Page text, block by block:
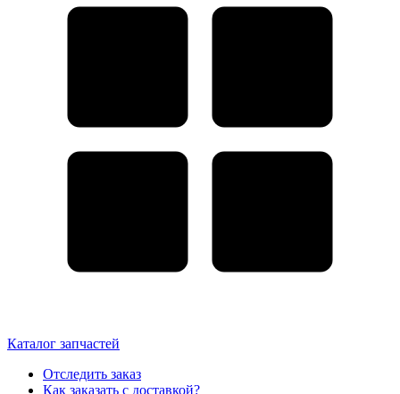
Каталог запчастей
Отследить заказ
Как заказать с доставкой?